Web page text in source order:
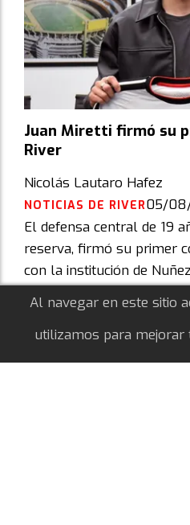
Juan Miretti firmó su
River
Nicolás Lautaro Hafez
NOTICIAS DE RIVER05/
El defensa central de 19
reserva, firmó su primer
con la institución de
Al navegar en este sitio
utilizamos para mejorar
Escuchá esta nota